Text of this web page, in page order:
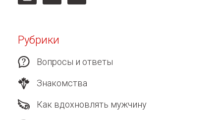
Рубрики
Вопросы и ответы
Знакомства
Как вдохновлять мужчину